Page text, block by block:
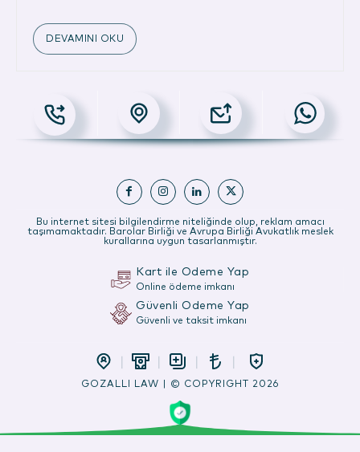
DEVAMINI OKU
Bu internet sitesi bilgilendirme niteliğinde olup, reklam amacı
taşımamaktadır. Barolar Birliği ve Avrupa Birliği Avukatlık meslek
kurallarına uygun tasarlanmıştır.
Kart ile Ödeme Yap
Online ödeme imkanı
Güvenli Ödeme Yap
Güvenli ve taksit imkanı
GOZALLI LAW | © COPYRIGHT 2026